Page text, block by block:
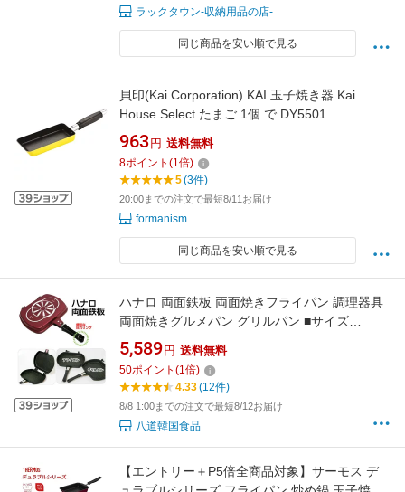
ラックタウン-収納用品の店-
同じ商品を安い順で見る
貝印(Kai Corporation) KAI 玉子焼き器 Kai
House Select たまご 1個 で DY5501
963 円 送料無料
8ポイント (1倍)
5(3件)
20:00までの注文で最短8/11お届け
formanism
同じ商品を安い順で見る
ハナロ 両面鉄板 両面焼きフライパン 調理器具
両面焼きグルメパン グリルパン ■サイズ
(30cm×22.5cm×6cm)キッチン用品 韓国鉄板 韓
国 マラソン ポイントアップ祭 #
5,589 円 送料無料
50ポイント (1倍)
4.33(12件)
8/8 1:00までの注文で最短8/12お届け
八道韓国食品
【エントリー＋P5倍全商品対象】サーモス デ